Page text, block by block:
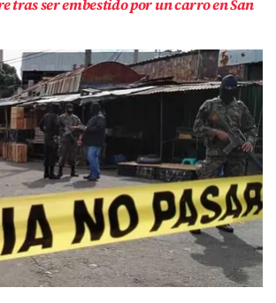
tras ser embestido por un carro en San